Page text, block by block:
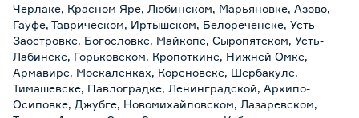
Черлаке, Красном Яре, Любинском, Марьяновке, Азово,
Гауфе, Таврическом, Иртышском, Белореченске, Усть-
Заостровке, Богословке, Майкопе, Сыропятском, Усть-
Лабинске, Горьковском, Кропоткине, Нижней Омке,
Армавире, Москаленках, Кореновске, Шербакуле,
Тимашевске, Павлоградке, Ленинградской, Архипо-
Осиповке, Джубге, Новомихайловском, Лазаревском,